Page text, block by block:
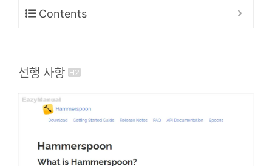
Contents
선행 사항